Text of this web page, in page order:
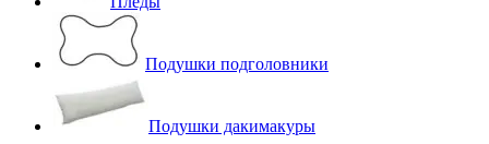
Подушки подголовники
Подушки дакимакуры